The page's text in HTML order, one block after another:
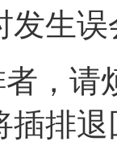
发生误
，请
插排